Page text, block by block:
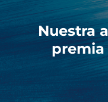
Nuestra
premia